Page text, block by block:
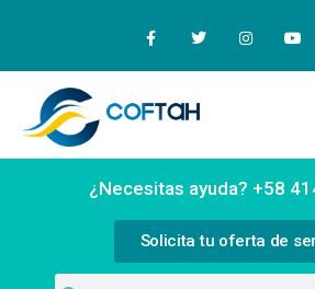
¿Necesitas ayuda? +58
Solicita tu oferta de